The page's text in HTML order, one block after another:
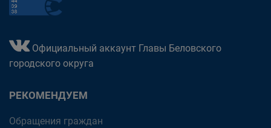
Официальный аккаунт Главы Беловского
городского округа
РЕКОМЕНДУЕМ
Обращения граждан